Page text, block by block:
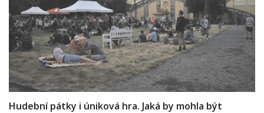
Hudební pátky i úniková hra. Jaká by mohla být